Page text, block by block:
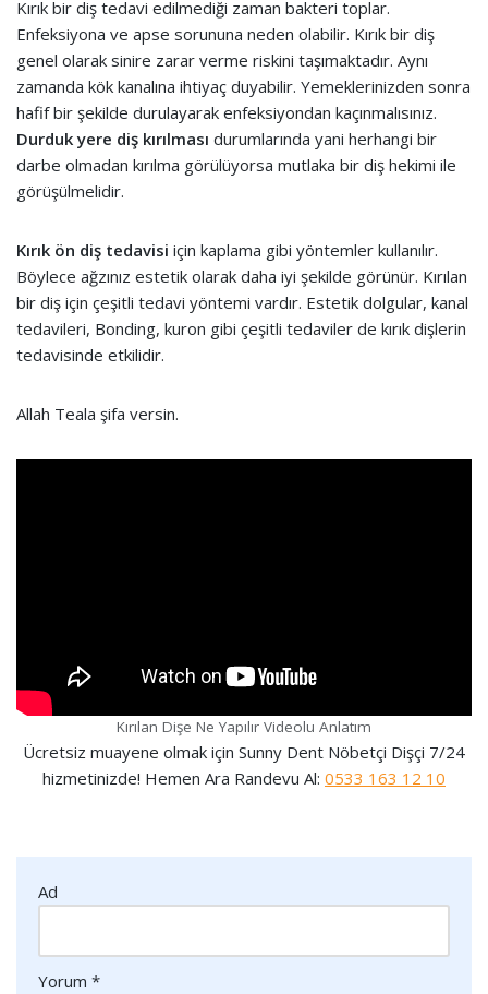
Kırık bir diş tedavi edilmediği zaman bakteri toplar.
Enfeksiyona ve apse sorununa neden olabilir. Kırık bir diş
genel olarak sinire zarar verme riskini taşımaktadır. Aynı
zamanda kök kanalına ihtiyaç duyabilir. Yemeklerinizden sonra
hafif bir şekilde durulayarak enfeksiyondan kaçınmalısınız.
Durduk yere diş kırılması durumlarında yani herhangi bir
darbe olmadan kırılma görülüyorsa mutlaka bir diş hekimi ile
görüşülmelidir.
Kırık ön diş tedavisi için kaplama gibi yöntemler kullanılır.
Böylece ağzınız estetik olarak daha iyi şekilde görünür. Kırılan
bir diş için çeşitli tedavi yöntemi vardır. Estetik dolgular, kanal
tedavileri, Bonding, kuron gibi çeşitli tedaviler de kırık dişlerin
tedavisinde etkilidir.
Allah Teala şifa versin.
Kırılan Dişe Ne Yapılır Videolu Anlatım
Ücretsiz muayene olmak için Sunny Dent Nöbetçi Dişçi 7/24
hizmetinizde! Hemen Ara Randevu Al: 0533 163 12 10
Ad
Yorum *